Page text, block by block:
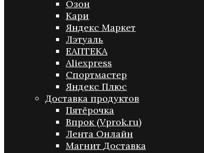
Озон
Кари
Яндекс Маркет
Лэтуаль
ЕАПТЕКА
Aliexpress
Спортмастер
Яндекс Плюс
Доставка продуктов
Пятёрочка
Впрок (Vprok.ru)
Лента Онлайн
Магнит Доставка